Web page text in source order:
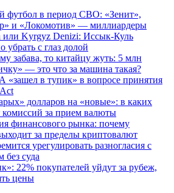
футбол в период СВО: «Зенит»,
и «Локомотив» — миллиардеры
или Kyrgyz Denizi: Иссык-Куль
убрать с глаз долой
забава, то китайцу жуть: 5 млн
— это что за машина такая?
в тупик» в вопросе принятия
долларов на «новые»: в каких
комиссий за прием валюты
финансового рынка: почему
за пределы криптовалют
урегулировать разногласия с
без суда
22% покупателей уйдут за рубеж,
цены